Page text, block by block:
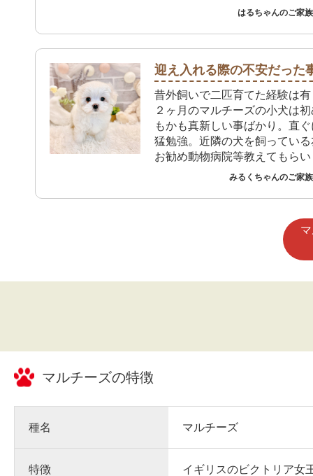
も、おしっこもうんちもトイ
屋に出してもお姉ちゃんたち
っています。 これからは先住
り方を教えながら楽しく生活
いです。
はるちゃんのご家
迎え入れる際の不安だった
昔外飼いで二匹育てた経験は
２ヶ月のマルチーズの小犬は
もかも真新しい事ばかり。直
猛勉強。近隣の犬を飼ってい
お勧め動物病院等教えてもら
犬の家でも必要な物等買いに
みるくちゃんのご家
マルチーズの特徴
種名 マルチーズ
特徴
イギリスのビクトリア女